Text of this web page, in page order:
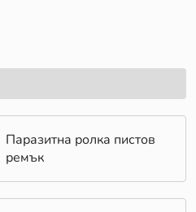
Паразитна ролка пистов
ремък